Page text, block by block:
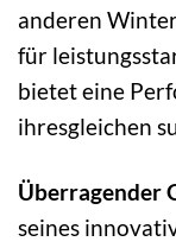
anderen
für
bietet eine
ihresgleichen
Überragender
seines